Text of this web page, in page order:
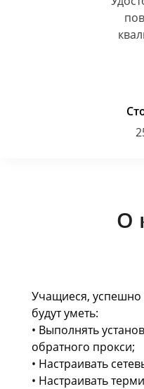
О
Учащиеся,
будут уметь:
• Выполнять
обратного прокси;
• Настраивать
• Настраивать